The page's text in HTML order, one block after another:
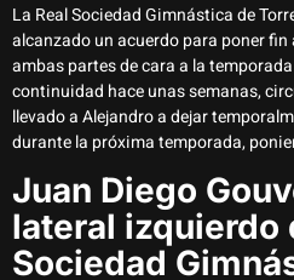
La Real Sociedad Gimnástica de
alcanzado un acuerdo para poner
ambas partes de cara a la
continuidad hace unas semanas,
llevado a Alejandro a dejar
durante la próxima temporada,
Juan Diego
lateral izquierdo
Sociedad